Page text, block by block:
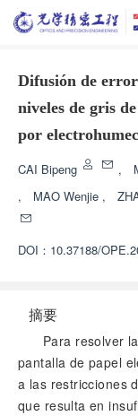
Difusión de
niveles de gris
por
CAI Bipeng ,
,
MAO Wenjie ,
DOI： 10.37188/
摘要
Para resolver
pantalla de papel
a las restricciones
que resulta en